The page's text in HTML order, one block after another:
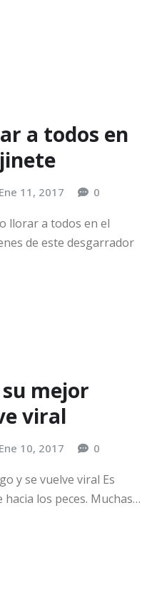
a todos en
Ene 11, 2017 0
llorar a todos en el
de este desgarrador
su mejor
viral
Ene 10, 2017 0
y se vuelve viral Es
los peces. Muchas…